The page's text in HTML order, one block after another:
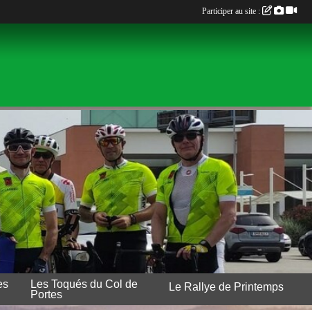
Les Toqués du Col de
Portes
Le Rallye de Printemps
Participer au site :